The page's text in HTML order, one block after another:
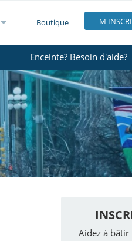
Boutique
Enceinte? Besoin d'aide?
Aidez à bâtir